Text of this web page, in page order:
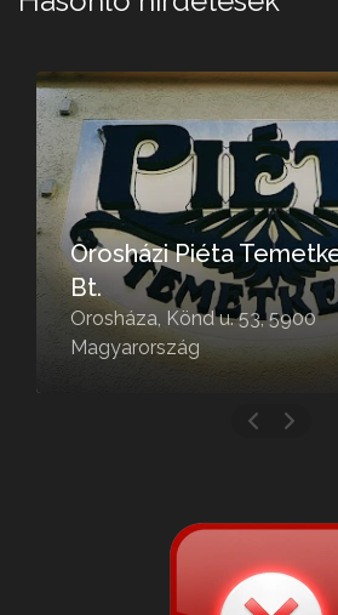
Orosházi Piéta
Bt.
Orosháza, Könd u. 53, 5900
Magyarország